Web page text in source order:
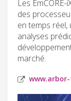
Les
des
en temps
analyses
marché.